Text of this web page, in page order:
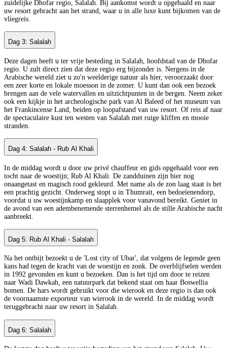
zuidelijke Dhofar regio, Salalah. Bij aankomst wordt u opgehaald en naar
uw resort gebracht aan het strand, waar u in alle luxe kunt bijkomen van de
vliegreis.
Dag 3: Salalah
Deze dagen heeft u ter vrije besteding in Salalah, hoofdstad van de Dhofar
regio. U zult direct zien dat deze regio erg bijzonder is. Nergens in de
Arabische wereld ziet u zo'n weelderige natuur als hier, veroorzaakt door
een zeer korte en lokale moesson in de zomer. U kunt dan ook een bezoek
brengen aan de vele watervallen en uitzichtpunten in de bergen. Neem zeker
ook een kijkje in het archeologische park van Al Baleed of het museum van
het Frankincense Land, beiden op loopafstand van uw resort. Of reis af naar
de spectaculaire kust ten westen van Salalah met ruige kliffen en mooie
stranden.
Dag 4: Salalah - Rub Al Khali
In de middag wordt u door uw privé chauffeur en gids opgehaald voor een
tocht naar de woestijn; Rub Al Khali. De zandduinen zijn hier nog
onaangetast en magisch rood gekleurd. Met name als de zon laag staat is het
een prachtig gezicht. Onderweg stopt u in Thumrait, een bedoeïenendorp,
voordat u uw woestijnkamp en slaapplek voor vanavond bereikt. Geniet in
de avond van een adembenemende sterrenhemel als de stille Arabische nacht
aanbreekt.
Dag 5: Rub Al Khali - Salalah
Na het ontbijt bezoekt u de 'Lost city of Ubar', dat volgens de legende geen
kans had tegen de kracht van de woestijn en zonk. De overblijfselen werden
in 1992 gevonden en kunt u bezoeken. Dan is het tijd om door te reizen
naar Wadi Dawkah, een natuurpark dat bekend staat om haar Boswellia
bomen. De hars wordt gebruikt voor die wierook en deze regio is dan ook
de voornaamste exporteur van wierook in de wereld. In de middag wordt
teruggebracht naar uw resort in Salalah.
Dag 6: Salalah